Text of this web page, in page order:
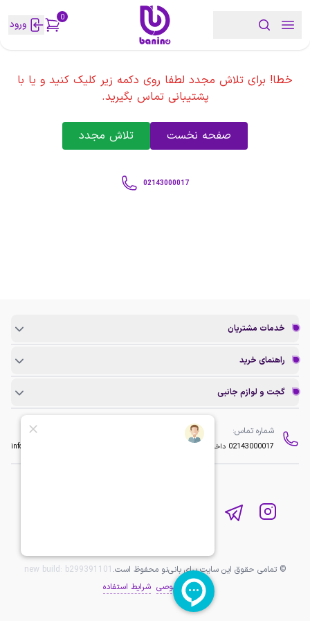
0 ورود
خطا! برای تلاش مجدد لطفا روی دکمه زیر کلیک کنید و یا با
پشتیبانی تماس بگیرید.
صفحه نخست تلاش مجدد
02143000017
خدمات مشتریان
راهنمای خرید
گجت و لوازم جانبی
شماره تماس:
02143000017 داخلی 2 info@baninopc.com
© تمامی حقوق این سایت برای بانی‌نو محفوظ است. new build: b299391101
حریم خصوصی شرایط استفاده